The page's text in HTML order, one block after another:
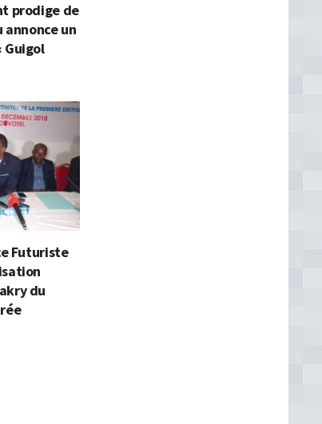
prodige de
annonce un
Guigol
Futuriste
du